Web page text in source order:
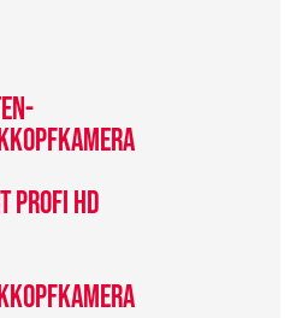
Profi HD